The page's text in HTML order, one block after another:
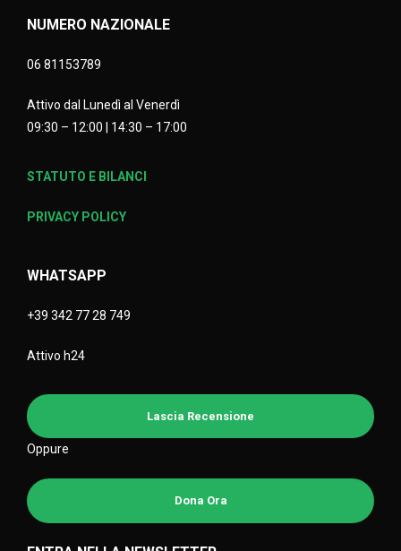
NUMERO NAZIONALE
06 81153789
Attivo dal Lunedì al Venerdì
09:30 – 12:00 | 14:30 – 17:00
STATUTO E BILANCI
PRIVACY POLICY
WHATSAPP
+39 342 77 28 749
Attivo h24
Lascia Recensione
Oppure
Dona Ora